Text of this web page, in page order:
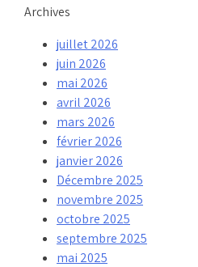
Archives
juillet 2026
juin 2026
mai 2026
avril 2026
mars 2026
février 2026
janvier 2026
Décembre 2025
novembre 2025
octobre 2025
septembre 2025
mai 2025